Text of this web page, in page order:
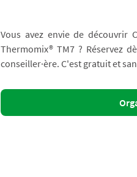
Vous avez envie de découvrir
Thermomix® TM7 ? Réservez
conseiller·ère. C'est gratuit et